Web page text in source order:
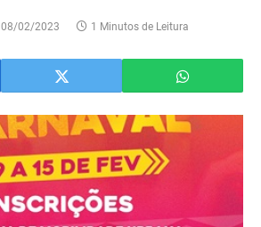
08/02/2023 1 Minutos de Leitura